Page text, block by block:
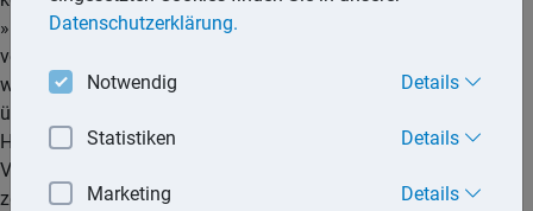
»Erzielung von Einkünften« liegt vor, wenn die Immobilie
vermietet oder zu beruflichen Zwecken genutzt wird. Zwar
werden einerseits steuerpflichtige Einkünfte erzielt, jedoch
überwiegt insbesondere in der Anfangsphase (z.B. nach der
Herstellung, nach Umbauten) der erzielte Verlust. Beim
Verkauf der Immobilie ist die geltende Spekulationsfrist von
zehn Jahren zu beachten.
Datenschutzerklärung.
Notwendig Details
Statistiken Details
Marketing Details